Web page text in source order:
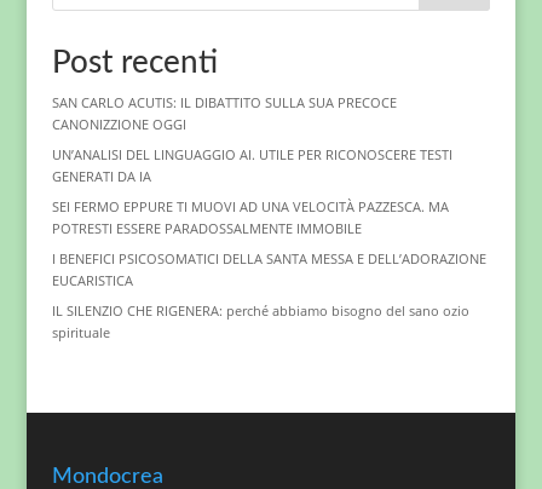
Post recenti
SAN CARLO ACUTIS: IL DIBATTITO SULLA SUA PRECOCE
CANONIZZIONE OGGI
UN’ANALISI DEL LINGUAGGIO AI. UTILE PER RICONOSCERE TESTI
GENERATI DA IA
SEI FERMO EPPURE TI MUOVI AD UNA VELOCITÀ PAZZESCA. MA
POTRESTI ESSERE PARADOSSALMENTE IMMOBILE
I BENEFICI PSICOSOMATICI DELLA SANTA MESSA E DELL’ADORAZIONE
EUCARISTICA
IL SILENZIO CHE RIGENERA: perché abbiamo bisogno del sano ozio
spirituale
Mondocrea